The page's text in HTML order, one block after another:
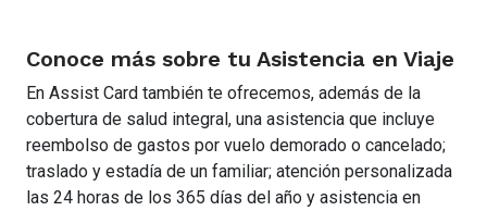
Conoce más sobre tu Asistencia en Viaje
En Assist Card también te ofrecemos, además de la
cobertura de salud integral, una asistencia que incluye
reembolso de gastos por vuelo demorado o cancelado;
traslado y estadía de un familiar; atención personalizada
las 24 horas de los 365 días del año y asistencia en